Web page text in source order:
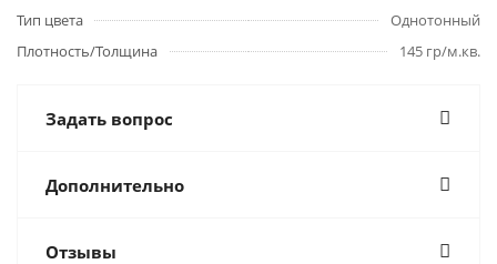
Тип цвета
Однотонный
Плотность/Толщина
145 гр/м.кв.
Задать вопрос
Дополнительно
Отзывы